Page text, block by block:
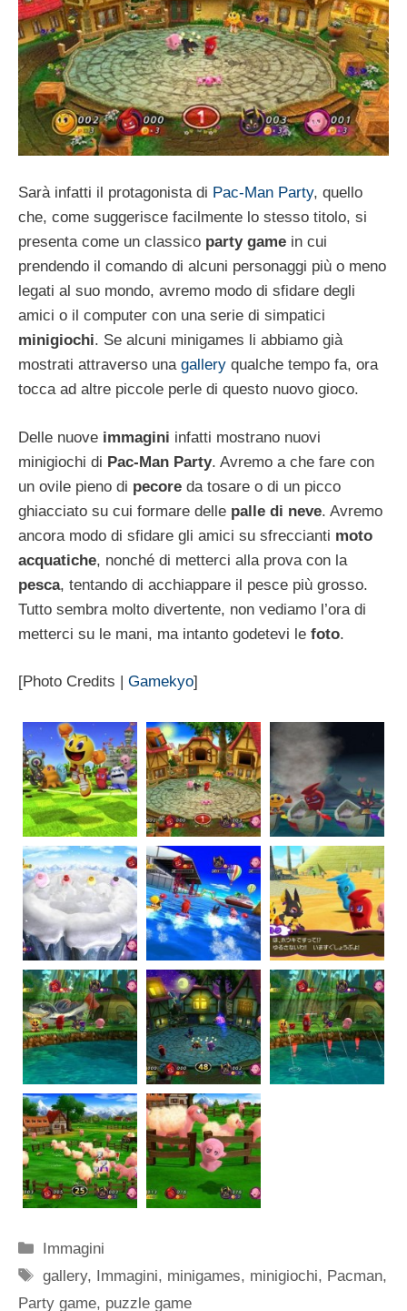
Sarà infatti il protagonista di Pac-Man Party, quello
che, come suggerisce facilmente lo stesso titolo, si
presenta come un classico party game in cui
prendendo il comando di alcuni personaggi più o meno
legati al suo mondo, avremo modo di sfidare degli
amici o il computer con una serie di simpatici
minigiochi. Se alcuni minigames li abbiamo già
mostrati attraverso una gallery qualche tempo fa, ora
tocca ad altre piccole perle di questo nuovo gioco.
Delle nuove immagini infatti mostrano nuovi
minigiochi di Pac-Man Party. Avremo a che fare con
un ovile pieno di pecore da tosare o di un picco
ghiacciato su cui formare delle palle di neve. Avremo
ancora modo di sfidare gli amici su sfreccianti moto
acquatiche, nonché di metterci alla prova con la
pesca, tentando di acchiappare il pesce più grosso.
Tutto sembra molto divertente, non vediamo l’ora di
metterci su le mani, ma intanto godetevi le foto.
[Photo Credits | Gamekyo]
Categorie
Immagini
Tag
gallery, Immagini, minigames, minigiochi, Pacman,
Party game, puzzle game